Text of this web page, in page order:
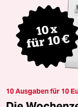
10 Ausgaben für 10